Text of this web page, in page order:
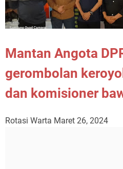
Mantan Angota
gerombolan
dan komisioner
Rotasi Warta Maret 26, 2024